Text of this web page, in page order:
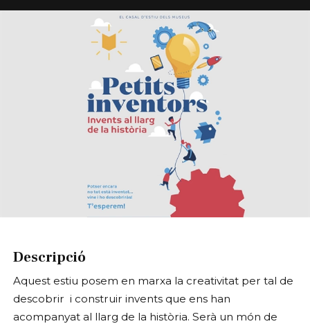
Descripció
Aquest estiu posem en marxa la creativitat per tal de
descobrir i construir invents que ens han
acompanyat al llarg de la història. Serà un món de